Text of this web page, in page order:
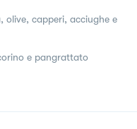
olive, capperi, acciughe e
e pangrattato